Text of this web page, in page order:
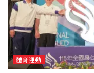
體育運動